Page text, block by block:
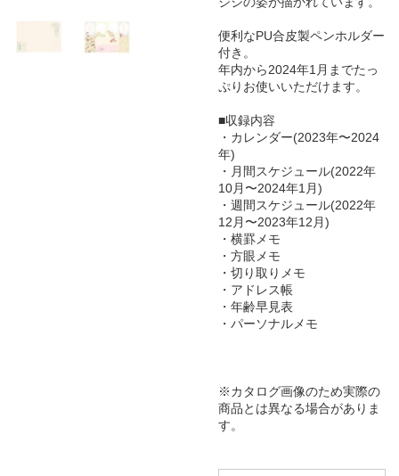
便利なPU合皮製ペンホルダー
付き。
年内から2024年1月までたっ
ぷりお使いいただけます。
■収録内容
・カレンダー(2023年〜2024
年)
・月間スケジュール(2022年
10月〜2024年1月)
・週間スケジュール(2022年
12月〜2023年12月)
・横罫メモ
・方眼メモ
・切り取りメモ
・アドレス帳
・年齢早見表
・パーソナルメモ
※カタログ画像のため実際の
商品とは異なる場合がありま
す。